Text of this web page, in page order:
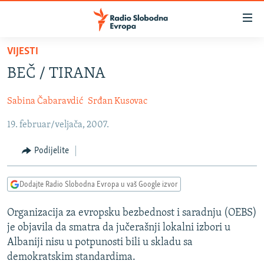
Pređite
glavni
Pređite
na
navigaciju
Pređite
na
pretragu
VIJESTI
SRBIJA
KOSOVO
CRNA GORA
VIZUELNO
VIDEO
FOTOGALERIJE
INFOGRAFIKE
PODCASTI
RAT U UKRAJINI
KINA NA BALKANU
RSE PRIČE IZ SVIJETA
VIJESTI
BEČ / TIRANA
Sabina Čabaravdić Srđan Kusovac
19. februar/veljača, 2007.
Podijelite
Dodajte Radio Slobodna Evropa u vaš Google izvor
Organizacija za evropsku bezbednost i saradnju (OEBS)
je objavila da smatra da jučerašnji lokalni izbori u
Albaniji nisu u potpunosti bili u skladu sa
demokratskim standardima.